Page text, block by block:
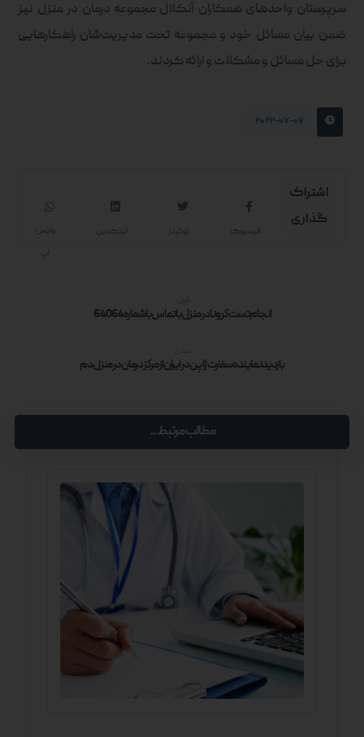
سرپرستان واحدهای همکاران آنکلال مجموعه درمان در منزل نیز
ضمن بیان مسائل خود و مجموعه تحت مدیریت‌شان راهکارهایی
برای حل مسائل و مشکلات و ارائه کردند.
۲۰۲۲-۰۷-۰۷
فیسبوک توئیتر لینکدین
واتس
اپ
انجام تست کرونا در منزل با تماس با شماره 64064
بازدید نماینده سفارت ژاپن در ایران از مرکز درمان در منزل دم
مطالب مرتبط ...